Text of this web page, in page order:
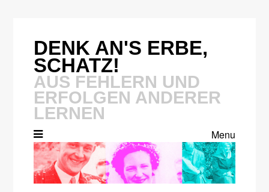
DENK AN'S ERBE,
SCHATZ!
AUS FEHLERN UND
ERFOLGEN ANDERER
LERNEN
Menu